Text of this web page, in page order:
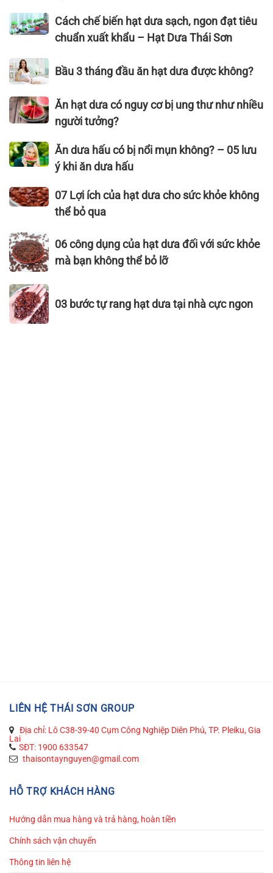
ngon,
giá
chất
lượng
thể
bỏ
bài
thuốc
công
dụng
quả
Cách
chế
hạt
dưa
ngon
đạt
chuẩn
xuất
–
Hạt
Thái
Sơn
Cách chế biến hạt dưa sạch, ngon đạt tiêu
chuẩn xuất khẩu – Hạt Dưa Thái Sơn
Bầu
3
tháng
đầu
ăn
dưa
được
Bầu 3 tháng đầu ăn hạt dưa được không?
Ăn
hạt
có
nguy
bị
ung
như
nhiều
người
Ăn hạt dưa có nguy cơ bị ung thư như nhiều
người tưởng?
Ăn
dưa
có
bị
mụn
không?
–
lưu
ý
khi
Ăn dưa hấu có bị nổi mụn không? – 05 lưu
ý khi ăn dưa hấu
07
Lợi
của
hạt
dưa
cho
sức
khỏe
không
07 Lợi ích của hạt dưa cho sức khỏe không
thể bỏ qua
06
công
dụng
của
hạt
dưa
đối
06 công dụng của hạt dưa đối với sức khỏe
mà bạn không thể bỏ lỡ
03
bước
tự
03 bước tự rang hạt dưa tại nhà cực ngon
LIÊN HỆ THÁI SƠN GROUP
Địa chỉ: Lô C38-39-40 Cụm Công Nghiệp Diên Phú, TP. Pleiku, Gia
Lai
SĐT: 1900 633547
thaisontaynguyen@gmail.com
HỖ TRỢ KHÁCH HÀNG
Hướng dẫn mua hàng và trả hàng, hoàn tiền
Chính sách vận chuyển
Thông tin liên hệ